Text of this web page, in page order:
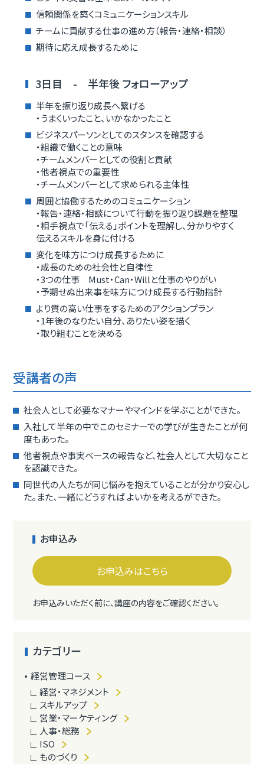
信頼関係を築くコミュニケーションスキル
チームに貢献する仕事の進め方（報告・連絡・相談）
期待に応え成長するために
3日目 - 半年後 フォローアップ
半年を振り返り成長へ繋げる
・うまくいったこと、いかなかったこと
ビジネスパーソンとしてのスタンスを確認する
・組織で働くことの意味
・チームメンバーとしての役割と貢献
・他者視点での重要性
・チームメンバーとして求められる主体性
周囲と協働するためのコミュニケーション
・報告・連絡・相談について行動を振り返り課題を整理
・相手視点で「伝える」ポイントを理解し、分かりやすく
伝えるスキルを身に付ける
変化を味方につけ成長するために
・成長のための社会性と自律性
・3つの仕事 Must・Can・Willと仕事のやりがい
・予期せぬ出来事を味方につけ成長する行動指針
より質の高い仕事をするためのアクションプラン
・1年後のなりたい自分、ありたい姿を描く
・取り組むことを決める
受講者の声
社会人として必要なマナーやマインドを学ぶことができた。
入社して半年の中でこのセミナーでの学びが生きたことが何
度もあった。
他者視点や事実ベースの報告など、社会人として大切なこと
を認識できた。
同世代の人たちが同じ悩みを抱えていることが分かり安心し
た。また、一緒にどうすれば よいかを考えるができた。
お申込み
お申込みはこちら
お申込みいただく前に、講座の内容をご確認ください。
カテゴリー
経営管理コース
経営・マネジメント
スキルアップ
営業・マーケティング
人事・総務
ISO
ものづくり